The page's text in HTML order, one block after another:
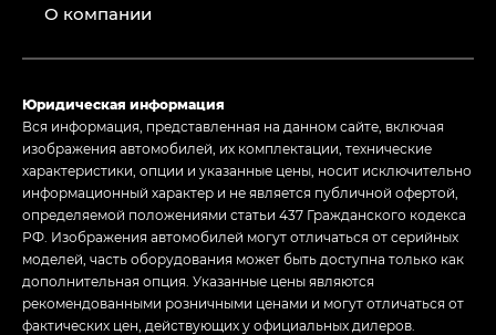
О компании
Юридическая информация
Вся информация, представленная на данном сайте, включая
изображения автомобилей, их комплектации, технические
характеристики, опции и указанные цены, носит исключительно
информационный характер и не является публичной офертой,
определяемой положениями статьи 437 Гражданского кодекса
РФ. Изображения автомобилей могут отличаться от серийных
моделей, часть оборудования может быть доступна только как
дополнительная опция. Указанные цены являются
рекомендованными розничными ценами и могут отличаться от
фактических цен, действующих у официальных дилеров.